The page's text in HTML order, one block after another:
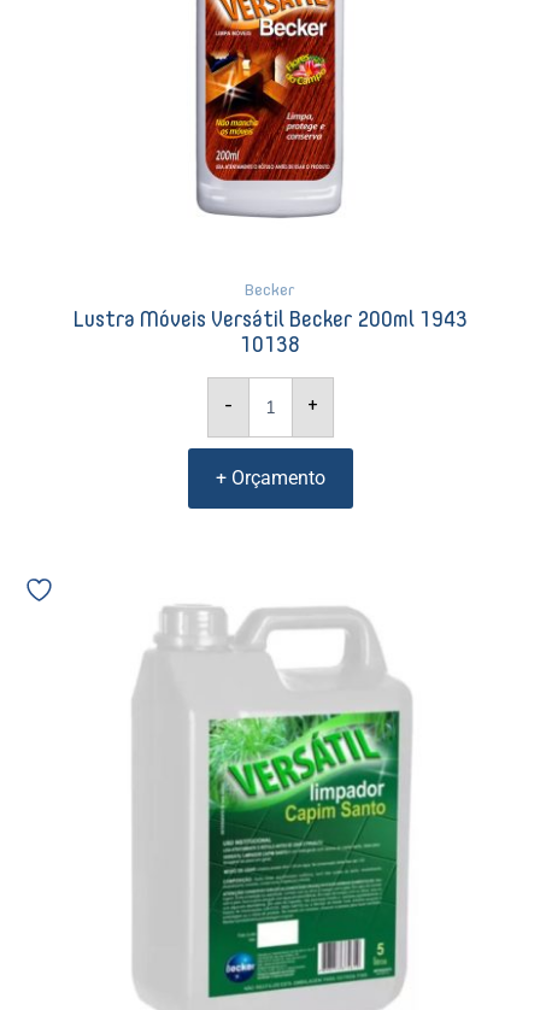
Becker
Lustra Móveis Versátil Becker 200ml 1943
10138
- +
+ Orçamento
Capim
Santo
Versátil
5L
2070
09607
quantidade